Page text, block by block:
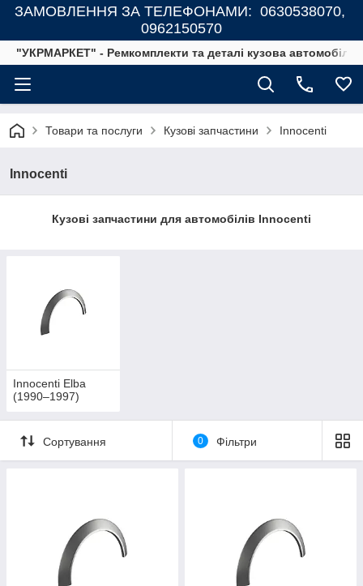
ЗАМОВЛЕННЯ ЗА ТЕЛЕФОНАМИ: 0630538070,
0962150570
"УКРМАРКЕТ" - Ремкомплекти та деталі кузова автомобілів
Товари та послуги Кузові запчастини Innocenti
Innocenti
Кузові запчастини для автомобілів Innocenti
Innocenti Elba
(1990–1997)
Сортування 0 Фільтри